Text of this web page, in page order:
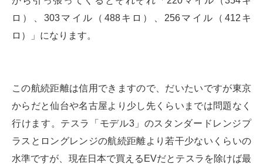
ロ）、303マイル（488キロ）、256マイル（412キ
ロ）」になります。
この航続距離は信用できますので、だいたいですが東京
からだと仙台や名古屋より少し先くらいまでは問題なく
行けます。テスラ「モデル3」のスタンダードレンジプ
ラスとロングレンジの航続距離より若干少ないくらいの
水準ですが、現在日本で買えるEVだとテスラを除けば最